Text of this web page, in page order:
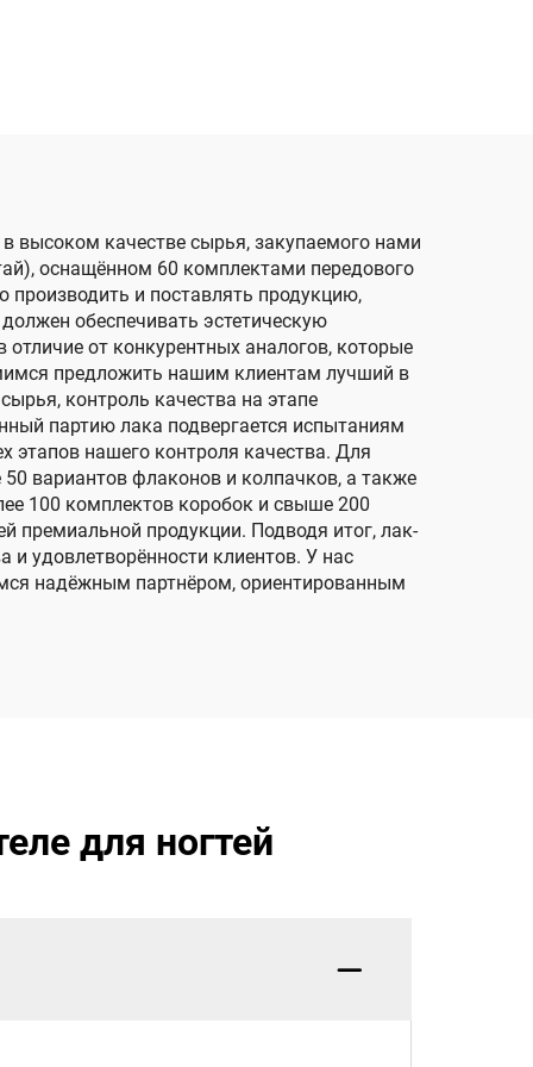
высоком качестве сырья, закупаемого нами
оснащённом 60 комплектами передового
и поставлять продукцию,
обеспечивать эстетическую
от конкурентных аналогов, которые
предложить нашим клиентам лучший в
контроль качества на этапе
партию лака подвергается испытаниям
этапов нашего контроля качества. Для
вариантов флаконов и колпачков, а также
100 комплектов коробок и свыше 200
премиальной продукции. Подводя итог, лак-
удовлетворённости клиентов. У нас
надёжным партнёром, ориентированным
для ногтей